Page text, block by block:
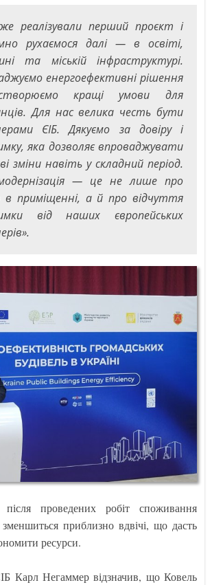
реалізували перший проєкт і
рухаємося далі — в освіті,
та міській інфраструктурі.
енергоефективні рішення
кращі умови для
Для нас велика честь бути
ЄІБ. Дякуємо за довіру і
яка дозволяє впроваджувати
зміни навіть у складний період.
— це не лише про
приміщенні, а й про відчуття
від наших європейських
проведених робіт споживання
зменшиться приблизно вдвічі, що дасть
ресурси.
Карл Негаммер відзначив, що Ковель